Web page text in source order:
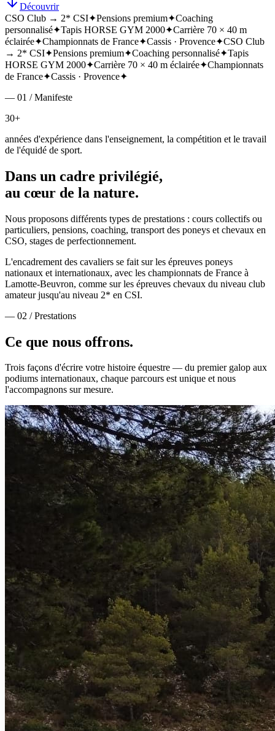
Découvrir
CSO Club → 2* CSI✦Pensions premium✦Coaching
personnalisé✦Tapis HORSE GYM 2000✦Carrière 70 × 40 m
éclairée✦Championnats de France✦Cassis · Provence✦CSO Club
→ 2* CSI✦Pensions premium✦Coaching personnalisé✦Tapis
HORSE GYM 2000✦Carrière 70 × 40 m éclairée✦Championnats
de France✦Cassis · Provence✦
— 01 / Manifeste
30+
années d'expérience dans l'enseignement, la compétition et le travail
de l'équidé de sport.
Dans un cadre privilégié,
au cœur de la nature.
Nous proposons différents types de prestations : cours collectifs ou
particuliers, pensions, coaching, transport des poneys et chevaux en
CSO, stages de perfectionnement.
L'encadrement des cavaliers se fait sur les épreuves poneys
nationaux et internationaux, avec les championnats de France à
Lamotte-Beuvron, comme sur les épreuves chevaux du niveau club
amateur jusqu'au niveau 2* en CSI.
— 02 / Prestations
Ce que nous offrons.
Trois façons d'écrire votre histoire équestre — du premier galop aux
podiums internationaux, chaque parcours est unique et nous
l'accompagnons sur mesure.